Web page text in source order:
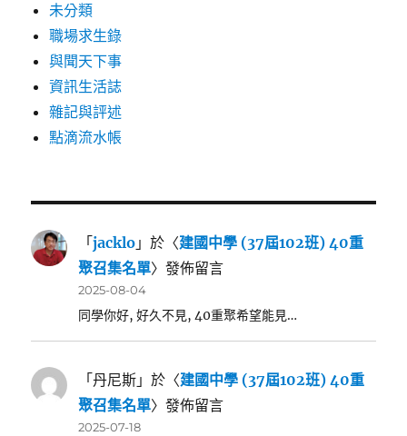
未分類
職場求生錄
與聞天下事
資訊生活誌
雜記與評述
點滴流水帳
「jacklo 」於〈建國中學 (37屆102班) 40重
聚召集名單〉發佈留言
2025-08-04
同學你好, 好久不見, 40重聚希望能見…
「丹尼斯 」於〈建國中學 (37屆102班) 40重
聚召集名單〉發佈留言
2025-07-18